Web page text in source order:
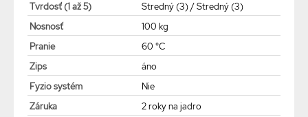
Tvrdosť (1 až 5)
Stredný (3) / Stredný (3)
Nosnosť
100 kg
Pranie
60 °C
Zips
áno
Fyzio systém
Nie
Záruka
2 roky na jadro